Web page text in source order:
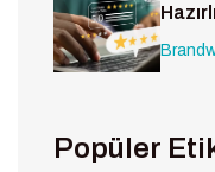
Popüler